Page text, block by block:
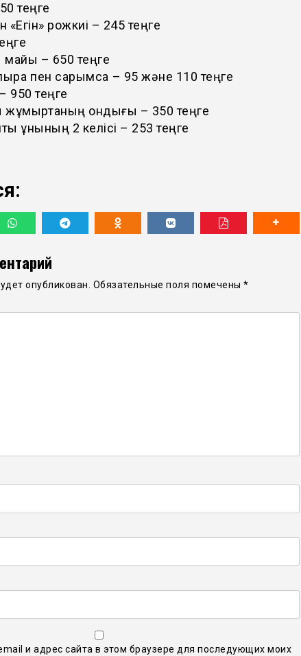
теңге
«Егiн» рожкиі – 245 теңге
майы – 650 теңге
пен сарымсақ – 95 және 110 теңге
950 теңге
жұмыртқаның ондығы – 350 теңге
ұнының 2 келісі – 253 теңге
опубликован. Обязательные поля помечены *
и адрес сайта в этом браузере для последующих моих